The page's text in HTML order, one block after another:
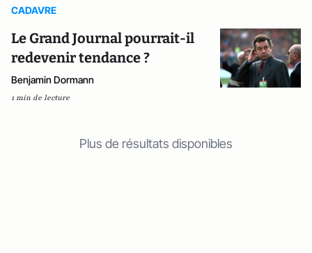
CADAVRE
Le Grand Journal pourrait-il
redevenir tendance ?
Benjamin Dormann
1 min de lecture
Plus de résultats disponibles